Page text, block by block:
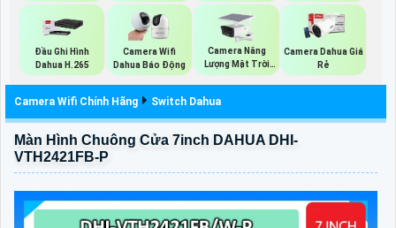
Đầu Ghi Hình
Dahua H.265
Camera Wifi
Dahua Báo Động
Camera Năng
Lượng Mặt Trời
Dahua
Camera Dahua Giá
Rẻ
Camera Wifi Chính Hãng Switch Dahua
Màn Hình Chuông Cửa 7inch DAHUA DHI-
VTH2421FB-P